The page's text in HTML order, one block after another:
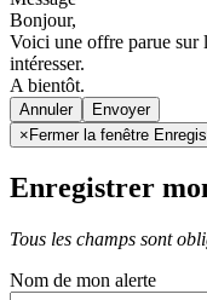
Bonjour,
Voici une offre parue sur
intéresser.
A bientôt.
Annuler
× Fermer la fenêtre
Enregistrer
Tous les champs sont
Nom de mon alerte